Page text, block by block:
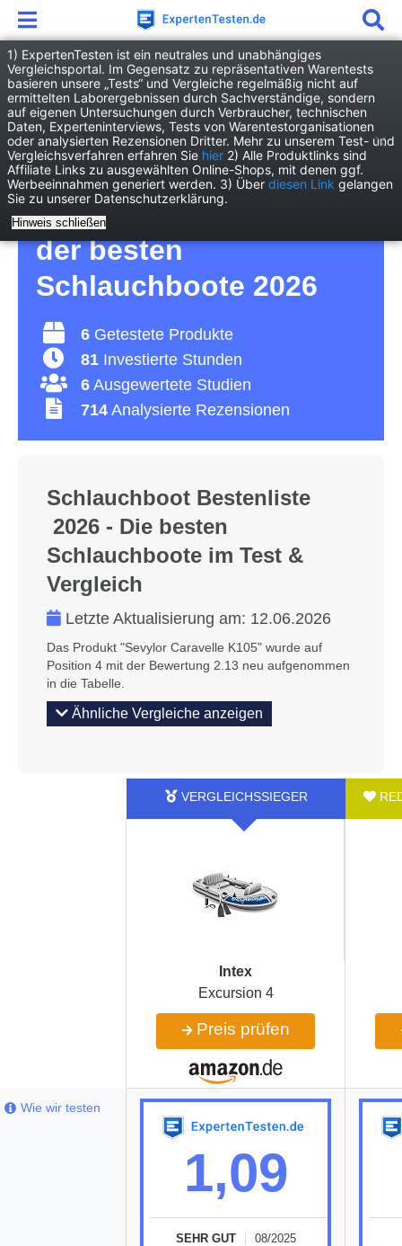
Freizeit Hobby Schlauchboot
Schlauchboot Test – für
Erlebnisse auf allen
Gewässern – Vergleich
der besten
Schlauchboote 2026
6 Getestete Produkte
81 Investierte Stunden
6 Ausgewertete Studien
714 Analysierte Rezensionen
Schlauchboot Bestenliste
2026 - Die besten
Schlauchboote im Test &
Vergleich
Letzte Aktualisierung am: 12.06.2026
Das Produkt "Sevylor Caravelle K105" wurde auf
Position 4 mit der Bewertung 2.13 neu aufgenommen
in die Tabelle.
Ähnliche Vergleiche anzeigen
Intex
Excursion 4
Preis prüfen
1,09
SEHR GUT 08/2025
Wie wir testen
1) ExpertenTesten ist ein neutrales und unabhängiges
Vergleichsportal. Im Gegensatz zu repräsentativen Warentests
basieren unsere „Tests“ und Vergleiche regelmäßig nicht auf
ermittelten Laborergebnissen durch Sachverständige, sondern
auf eigenen Untersuchungen durch Verbraucher, technischen
Daten, Experteninterviews, Tests von Warentestorganisationen
oder analysierten Rezensionen Dritter. Mehr zu unserem Test- und
Vergleichsverfahren erfahren Sie hier 2) Alle Produktlinks sind
Affiliate Links zu ausgewählten Online-Shops, mit denen ggf.
Werbeeinnahmen generiert werden. 3) Über diesen Link gelangen
Sie zu unserer Datenschutzerklärung.
Hinweis schließen